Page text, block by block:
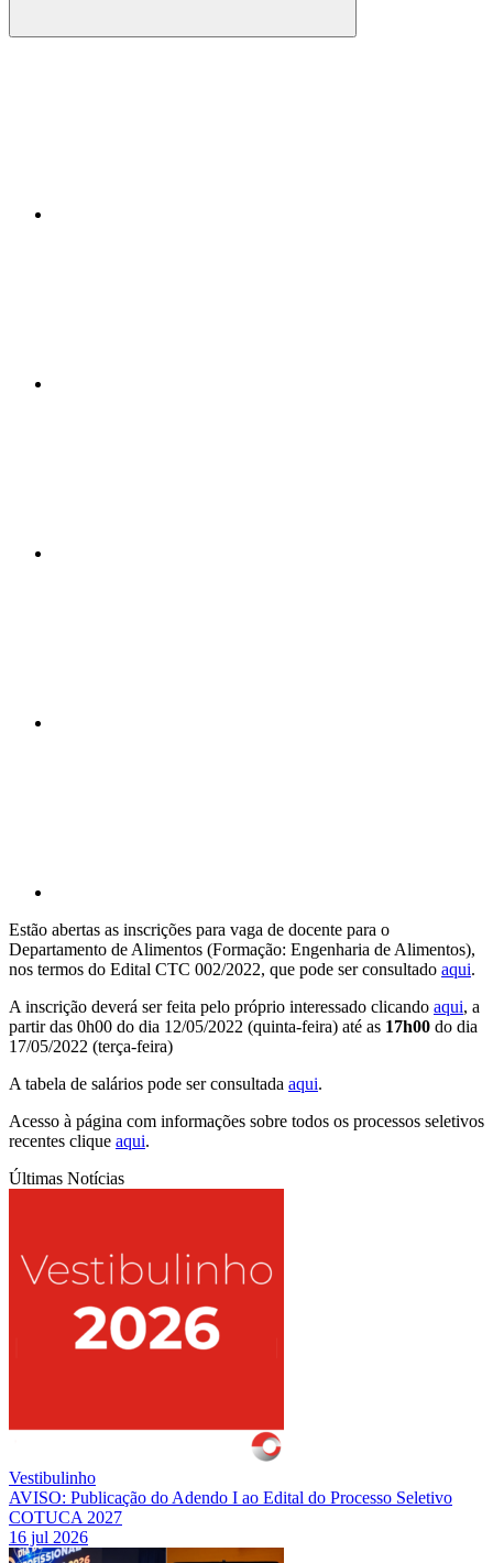
Compartilhar
Estão abertas as inscrições para vaga de docente para o
Departamento de Alimentos (Formação: Engenharia de Alimentos),
nos termos do Edital CTC 002/2022, que pode ser consultado aqui.
A inscrição deverá ser feita pelo próprio interessado clicando aqui, a
partir das 0h00 do dia 12/05/2022 (quinta-feira) até as 17h00 do dia
17/05/2022 (terça-feira)
A tabela de salários pode ser consultada aqui.
Acesso à página com informações sobre todos os processos seletivos
recentes clique aqui.
Últimas Notícias
Vestibulinho
AVISO: Publicação do Adendo I ao Edital do Processo Seletivo
COTUCA 2027
16 jul 2026